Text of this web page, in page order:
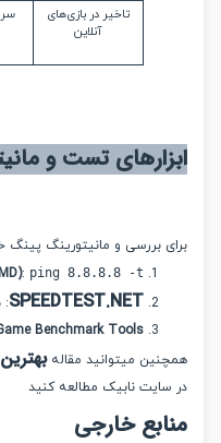
تاخیر در بازی‌های
سرورهای دور
تست و
بررسی و مانیتورینگ پینگ خود
(CMD):ping 8.8.8.8 -t
SPEEDTEST.NET: بررسی
Game Benchmark Tools
:
میتوانید مقالهبهترین
نابیک مطالعه کنید
خارجی